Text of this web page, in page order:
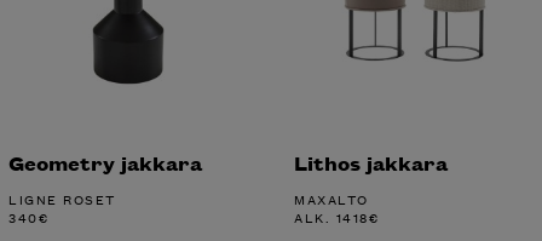
Geometry jakkara
LIGNE ROSET
340€
Lithos jakkara
MAXALTO
ALK. 1418€